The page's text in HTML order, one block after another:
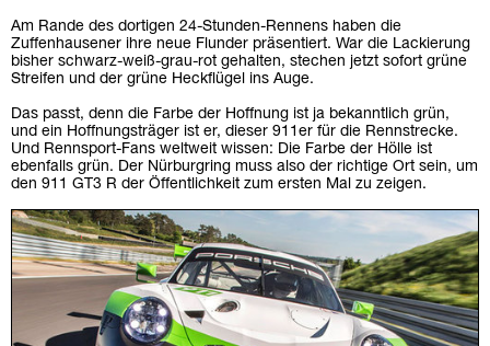
Am Rande des dortigen 24-Stunden-Rennens haben die
Zuffenhausener ihre neue Flunder präsentiert. War die Lackierung
bisher schwarz-weiß-grau-rot gehalten, stechen jetzt sofort grüne
Streifen und der grüne Heckflügel ins Auge.
Das passt, denn die Farbe der Hoffnung ist ja bekanntlich grün,
und ein Hoffnungsträger ist er, dieser 911er für die Rennstrecke.
Und Rennsport-Fans weltweit wissen: Die Farbe der Hölle ist
ebenfalls grün. Der Nürburgring muss also der richtige Ort sein, um
den 911 GT3 R der Öffentlichkeit zum ersten Mal zu zeigen.